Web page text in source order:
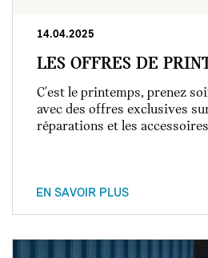
14.04.2025
LES OFFRES DE
C'est le printemps, prenez
avec des offres exclusives
réparations et les
EN SAVOIR PLUS